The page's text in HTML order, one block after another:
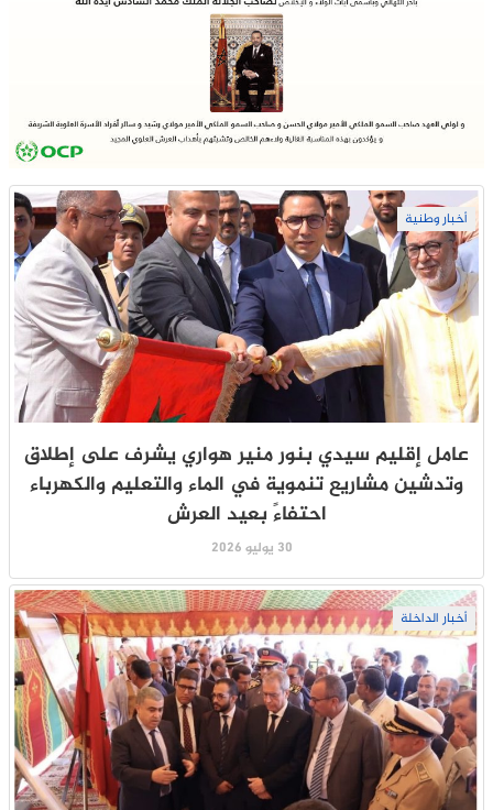
أخبار وطنية
عامل إقليم سيدي بنور منير هواري يشرف على إطلاق
وتدشين مشاريع تنموية في الماء والتعليم والكهرباء
احتفاءً بعيد العرش
30 يوليو 2026
أخبار الداخلة